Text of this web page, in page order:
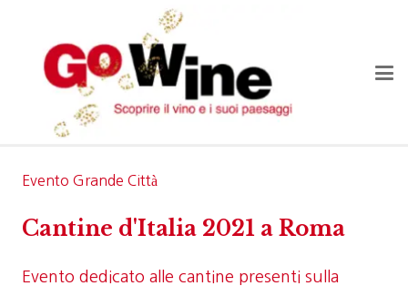
Evento Grande Città
Cantine d'Italia 2021 a Roma
Evento dedicato alle cantine presenti sulla